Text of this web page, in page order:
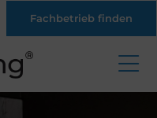
Fachbetrieb finden